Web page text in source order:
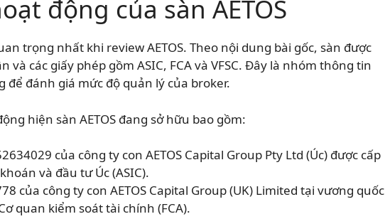
động của sàn AETOS
trọng nhất khi review AETOS. Theo nội dung bài gốc, sàn được
và các giấy phép gồm ASIC, FCA và VFSC. Đây là nhóm thông tin
đánh giá mức độ quản lý của broker.
hiện sàn AETOS đang sở hữu bao gồm:
của công ty con AETOS Capital Group Pty Ltd (Úc) được cấp
và đầu tư Úc (ASIC).
của công ty con AETOS Capital Group (UK) Limited tại vương quốc
quan kiểm soát tài chính (FCA).